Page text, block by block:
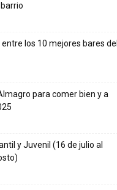
los 10 mejores bares del
para comer bien y a
y Juvenil (16 de julio al